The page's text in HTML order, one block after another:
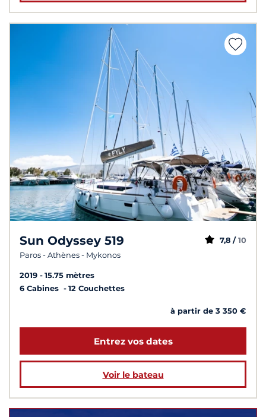
Sun Odyssey 519
Paros - Athènes - Mykonos
7,8 / 10
2019
15.75 mètres
6 Cabines
12 Couchettes
à partir de 3 350 €
Entrez vos dates
Voir le bateau